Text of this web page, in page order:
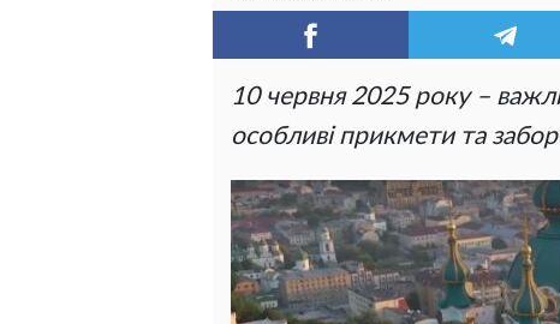
10 червня 2025 року –
особливі прикмети та